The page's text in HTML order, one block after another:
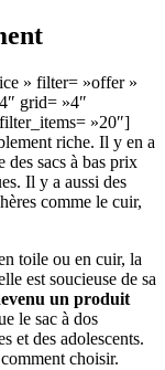
» filter= »offer »
grid= »4″
»20″]
riche. Il y en a
des sacs à bas prix
Il y a aussi des
comme le cuir,
toile ou en cuir, la
est soucieuse de sa
un produit
le sac à dos
et des adolescents.
choisir.